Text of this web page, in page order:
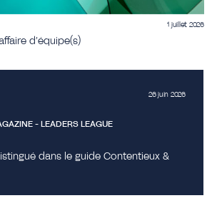
1 juillet 2026
d’équipe(s)
26 juin 2026
- LEADERS LEAGUE
dans le guide Contentieux &